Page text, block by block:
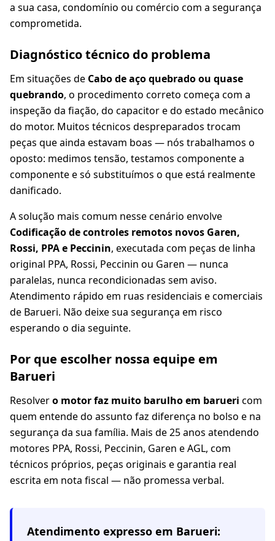
a sua casa, condomínio ou comércio com a segurança
comprometida.
Diagnóstico técnico do problema
Em situações de Cabo de aço quebrado ou quase
quebrando, o procedimento correto começa com a
inspeção da fiação, do capacitor e do estado mecânico
do motor. Muitos técnicos despreparados trocam
peças que ainda estavam boas — nós trabalhamos o
oposto: medimos tensão, testamos componente a
componente e só substituímos o que está realmente
danificado.
A solução mais comum nesse cenário envolve
Codificação de controles remotos novos Garen,
Rossi, PPA e Peccinin, executada com peças de linha
original PPA, Rossi, Peccinin ou Garen — nunca
paralelas, nunca recondicionadas sem aviso.
Atendimento rápido em ruas residenciais e comerciais
de Barueri. Não deixe sua segurança em risco
esperando o dia seguinte.
Por que escolher nossa equipe em
Barueri
Resolvero motor faz muito barulho em barueri com
quem entende do assunto faz diferença no bolso e na
segurança da sua família. Mais de 25 anos atendendo
motores PPA, Rossi, Peccinin, Garen e AGL, com
técnicos próprios, peças originais e garantia real
escrita em nota fiscal — não promessa verbal.
Atendimento expresso em Barueri: